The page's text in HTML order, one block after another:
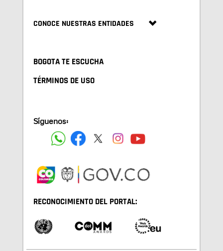
CONOCE NUESTRAS ENTIDADES
BOGOTA TE ESCUCHA
TÉRMINOS DE USO
Síguenos:
RECONOCIMIENTO DEL PORTAL: